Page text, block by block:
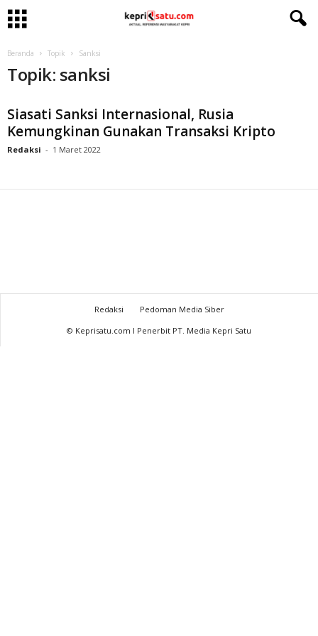
Beranda Topik Sanksi
Topik: sanksi
Siasati Sanksi Internasional, Rusia
Kemungkinan Gunakan Transaksi Kripto
Redaksi - 1 Maret 2022
Redaksi
Pedoman Media Siber
© Keprisatu.com I Penerbit PT. Media Kepri Satu